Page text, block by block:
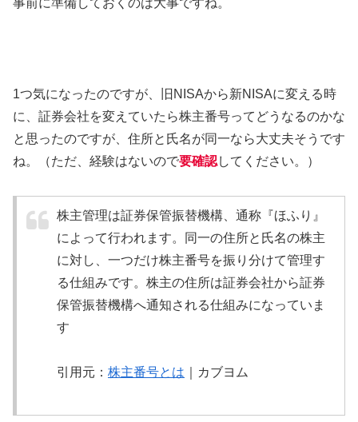
事前に準備しておくのは大事ですね。
1つ気になったのですが、旧NISAから新NISAに変える時
に、証券会社を変えていたら株主番号ってどうなるのかな
と思ったのですが、住所と氏名が同一なら大丈夫そうです
ね。（ただ、経験はないので要確認してください。）
株主管理は証券保管振替機構、通称『ほふり』
によって行われます。同一の住所と氏名の株主
に対し、一つだけ株主番号を振り分けて管理す
る仕組みです。株主の住所は証券会社から証券
保管振替機構へ通知される仕組みになっていま
す
引用元： 株主番号とは ｜カブヨム